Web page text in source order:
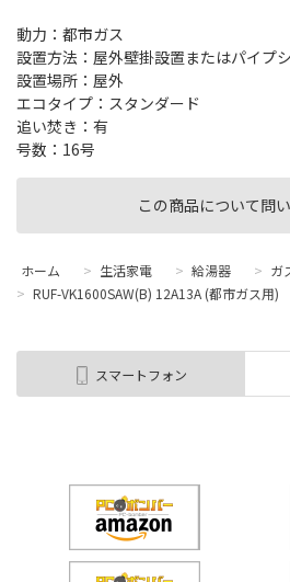
この商品について問
動力：都市ガス
設置方法：屋外壁掛設置またはパイプ
設置場所：屋外
エコタイプ：スタンダード
追い焚き：有
号数：16号
ホーム > 生活家電 > 給湯器 > ガ
> RUF-VK1600SAW(B) 12A13A (都市ガス用)
スマートフォン